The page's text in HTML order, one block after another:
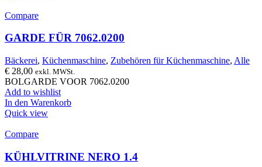
Compare
GARDE FÜR 7062.0200
Bäckerei, Küchenmaschine, Zubehören für Küchenmaschine, Alle
€ 28,00 exkl. MWSt.
BOLGARDE VOOR 7062.0200
Add to wishlist
In den Warenkorb
Quick view
Compare
KÜHLVITRINE NERO 1.4